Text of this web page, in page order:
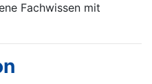
Fachwissen mit